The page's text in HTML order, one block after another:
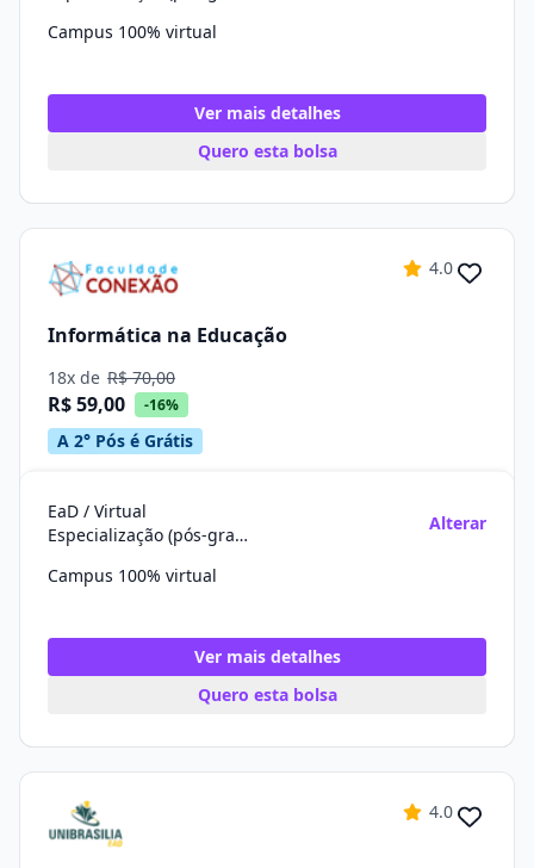
Campus 100% virtual
Ver mais detalhes
Quero esta bolsa
4.0
Informática na Educação
18x de R$ 70,00
R$ 59,00 -16%
A 2° Pós é Grátis
EaD / Virtual
Especialização (pós-graduação)
Alterar
Campus 100% virtual
Ver mais detalhes
Quero esta bolsa
4.0